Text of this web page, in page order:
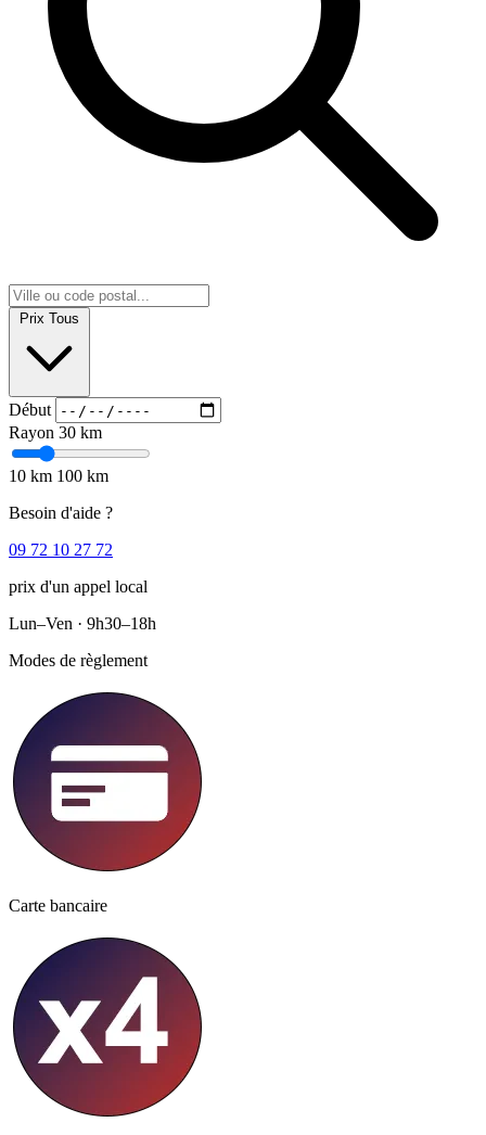
Prix Tous
Début
Rayon 30 km
10 km 100 km
Besoin d'aide ?
09 72 10 27 72
prix d'un appel local
Lun–Ven · 9h30–18h
Modes de règlement
Carte bancaire